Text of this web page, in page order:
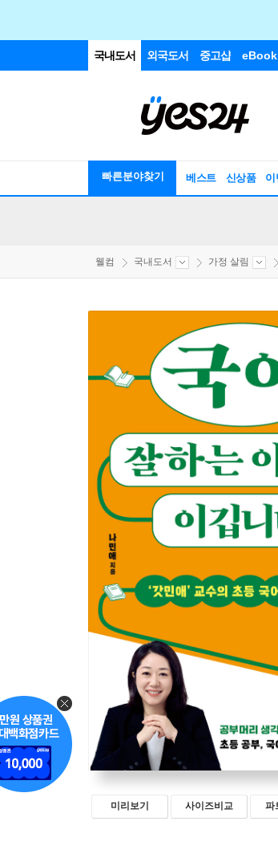
국내도서 외국도서 중고샵 eBook
빠른분야찾기 베스트 신상품 이
웰컴 국내도서 가정 살림
미리보기 사이즈비교 파